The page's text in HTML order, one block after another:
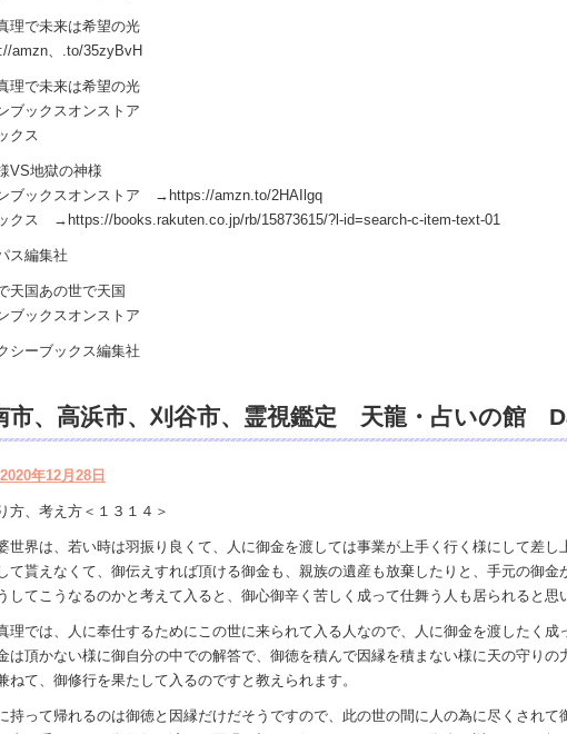
理で未来は希望の光
amzn、.to/35zyBvH
理で未来は希望の光
ブックスオンストア
クス
VS地獄の神様
ブックスオンストア →https://amzn.to/2HAIlgq
クス →https://books.rakuten.co.jp/rb/15873615/?l-id=search-c-item-text-01
ス編集社
天国あの世で天国
ブックスオンストア
シーブックス編集社
市、高浜市、刈谷市、霊視鑑定 天龍・占いの館
ルカウンセリング、ヒーリング、天龍知裕著、天
獄の神様、宇宙の真理で未来は希望の光、この世
2020年12月28日
方、考え方＜１３１４＞
世界は、若い時は羽振り良くて、人に御金を渡しては事業が上手く行く様にして差し
て貰えなくて、御伝えすれば頂ける御金も、親族の遺産も放棄したりと、手元の御金
してこうなるのかと考えて入ると、御心御辛く苦しく成って仕舞う人も居られると思
理では、人に奉仕するためにこの世に来られて入る人なので、人に御金を渡したく成
は頂かない様に御自分の中での解答で、御徳を積んで因縁を積まない様に天の守りの
ねて、御修行を果たして入るのですと教えられます。
持って帰れるのは御徳と因縁だけだそうですので、此の世の間に人の為に尽くされて